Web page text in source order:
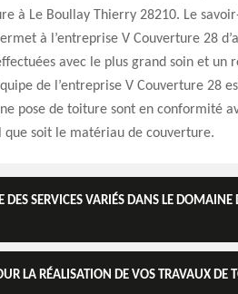
à Le Boullay Thierry 28210. Le
à l’entreprise V Couverture 28
avec le plus grand soin et un
de l’entreprise V Couverture 28
pose de toiture sont en conformité
que soit le matériau de couverture.
DES SERVICES VARIÉS DANS LE DOMAINE
LA RÉALISATION DE VOS TRAVAUX DE